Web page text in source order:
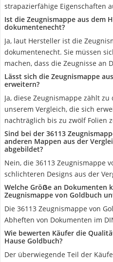
strapazierfähige Eigenschaften
Ist die Zeugnismappe aus dem
dokumentenecht?
Ja, laut Hersteller ist die
dokumentenecht. Sie müssen
machen, dass die Zeugnisse an
Lässt sich die Zeugnismappe
erweitern?
Ja, diese Zeugnismappe zählt
unserem Vergleich, die sich
nachträglich bis zu zwölf Folien
Sind bei der 36113
anderen Mappen aus der
abgebildet?
Nein, die 36113 Zeugnismappe
schlichteren Designs aus der
Welche Gröẞe an Dokumenten
Zeugnismappe von Goldbuch
Die 36113 Zeugnismappe von
Abheften von Dokumenten im
Wie bewerten Käufer die
Hause Goldbuch?
Der überwiegende Teil der